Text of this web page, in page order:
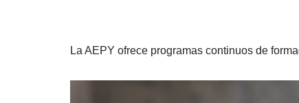
La AEPY ofrece programas continuos de